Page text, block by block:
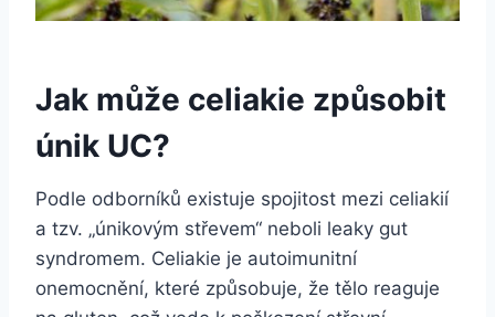
Jak může celiakie způsobit
únik UC?
Podle odborníků existuje spojitost mezi celiakií
a tzv. „únikovým střevem“ neboli leaky gut
syndromem. Celiakie je autoimunitní
onemocnění, které způsobuje, že tělo reaguje